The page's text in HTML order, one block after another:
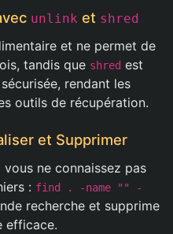
unlink et shred
et ne permet de
tandis que shred est
rendant les
outils de récupération.
et Supprimer
vous ne connaissez pas
: find . -name " " -
recherche et supprime
efficace.